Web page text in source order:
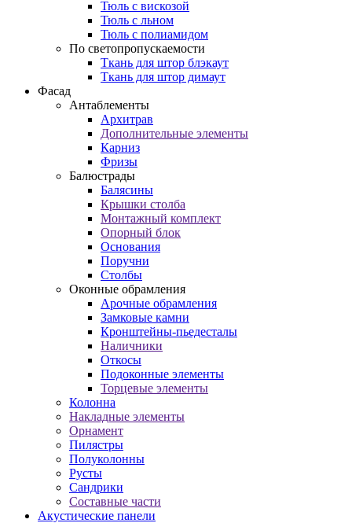
Тюль с вискозой
Тюль с льном
Тюль с полиамидом
По светопропускаемости
Ткань для штор блэкаут
Ткань для штор димаут
Фасад
Антаблементы
Архитрав
Дополнительные элементы
Карниз
Фризы
Балюстрады
Балясины
Крышки столба
Монтажный комплект
Опорный блок
Основания
Поручни
Столбы
Оконные обрамления
Арочные обрамления
Замковые камни
Кронштейны-пьедесталы
Наличники
Откосы
Подоконные элементы
Торцевые элементы
Колонна
Накладные элементы
Орнамент
Пилястры
Полуколонны
Русты
Сандрики
Составные части
Акустические панели